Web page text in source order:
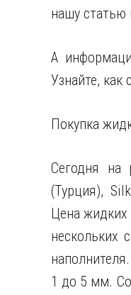
нашу статью
А
Узнайте,
Покупка
Сегодня на
(Турция),
Цена жидких
нескольких
1 до 5 мм.